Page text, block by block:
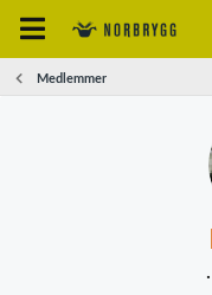
Medlemmer
·